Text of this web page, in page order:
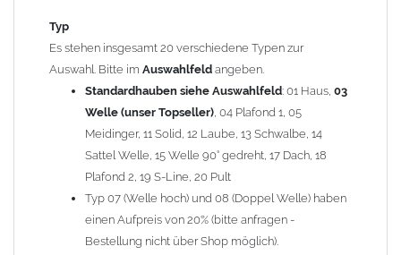
Ihrem zuständigen
Hinweis: FürKaminhaubenundKaminabdeckungenkönnen wir
Nachnahme anbieten!
Lieferzeit: ca. 1-2 Wochen nach Zahlungseingang
Sonderanfertigung: Die Kaminhaube wird kundenspezifisch
angefertigt - keine Rücknahme möglich!
Typ
Es stehen insgesamt 20 verschiedene Typen zur
Auswahl. Bitte im Auswahlfeld angeben.
Standardhauben siehe Auswahlfeld: 01 Haus, 03
Welle (unser Topseller), 04 Plafond 1, 05
Meidinger, 11 Solid, 12 Laube, 13 Schwalbe, 14
Sattel Welle, 15 Welle 90° gedreht, 17 Dach, 18
Plafond 2, 19 S-Line, 20 Pult
Typ 07 (Welle hoch) und 08 (Doppel Welle) haben
einen Aufpreis von 20% (bitte anfragen -
Bestellung nicht über Shop möglich).